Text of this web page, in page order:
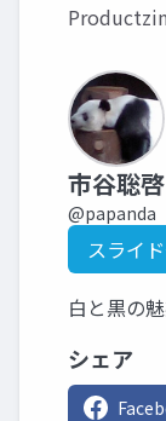
市谷聡啓
@papanda
スライ
白と黒の
シェア